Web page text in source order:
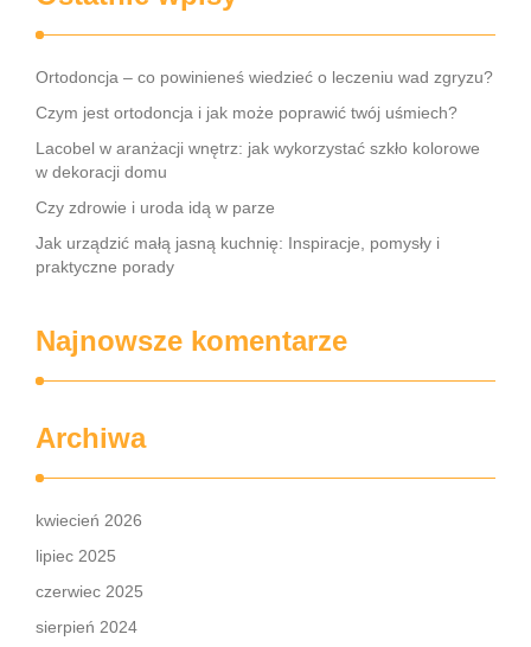
Ortodoncja – co powinieneś wiedzieć o leczeniu wad zgryzu?
Czym jest ortodoncja i jak może poprawić twój uśmiech?
Lacobel w aranżacji wnętrz: jak wykorzystać szkło kolorowe
w dekoracji domu
Czy zdrowie i uroda idą w parze
Jak urządzić małą jasną kuchnię: Inspiracje, pomysły i
praktyczne porady
Najnowsze komentarze
Archiwa
kwiecień 2026
lipiec 2025
czerwiec 2025
sierpień 2024